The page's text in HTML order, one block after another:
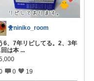
🐥niniko_room
6、7年リピしてる。2、3年
回は本 ...
0 19